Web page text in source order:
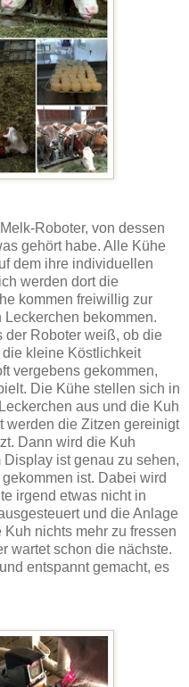
Roboter, von dessen
gehört habe. Alle Kühe
dem ihre individuellen
werden dort die
kommen freiwillig zur
Leckerchen bekommen.
der Roboter weiß, ob die
kleine Köstlichkeit
vergebens gekommen,
Die Kühe stellen sich in
aus und die Kuh
werden die Zitzen gereinigt
Dann wird die Kuh
ist genau zu sehen,
ist. Dabei wird
irgend etwas nicht in
und die Anlage
nichts mehr zu fressen
wartet schon die nächste.
entspannt gemacht, es